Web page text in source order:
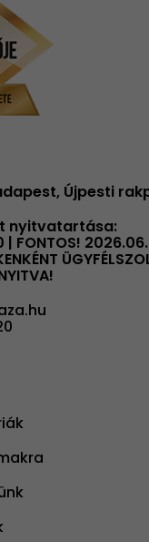
Újpesti
nyitvatartása:
| FONTOS!